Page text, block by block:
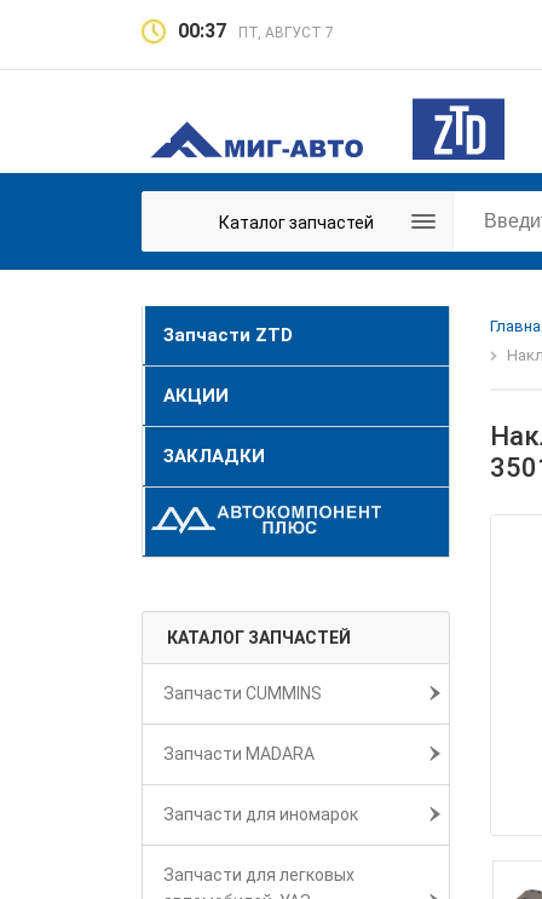
00:37 ПТ, АВГУСТ 7
Каталог запчастей
Запчасти ZTD
АКЦИИ
ЗАКЛАДКИ
КАТАЛОГ ЗАПЧАСТЕЙ
Запчасти CUMMINS
Запчасти MADARA
Запчасти для иномарок
Запчасти для легковых